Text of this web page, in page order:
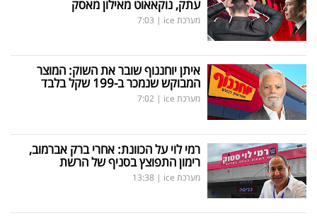
עתק, נוקאאוט מאילון מאסק
מערכת ice |
7:03
איתן יוחננוף שובר את השוק: המוצר
המבוקש שנמכר ב-199 שקל בלבד
מערכת ice |
7:02
רמי לוי על הכוונת: אחרי ברק אברמוב,
רימון התפוצץ בסניף של הרשת
מערכת ice |
13:38